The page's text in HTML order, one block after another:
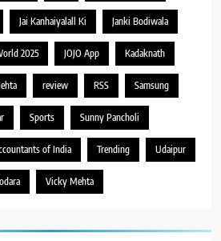
Jai Kanhaiyalall Ki Janki Bodiwala
2025 JOJO App Kadaknath
review RSS Samsung
Sports Sunny Pancholi
of India Trending Udaipur
Vicky Mehta